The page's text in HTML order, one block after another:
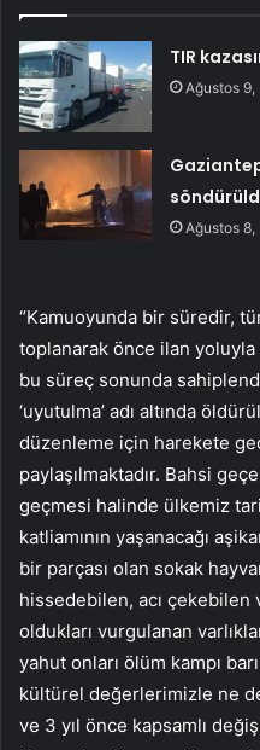
TIR
Ağustos 9,
Ağustos 8,
“Kamuoyunda bir süredir,
toplanarak önce ilan yoluyla
bu süreç sonunda
‘uyutulma’ adı altında
düzenleme için harekete
paylaşılmaktadır. Bahsi
geçmesi halinde ülkemiz
katliamının yaşanacağı
bir parçası olan sokak
hissedebilen, acı çekebilen
oldukları vurgulanan
yahut onları ölüm kampı
kültürel değerlerimizle ne
ve 3 yıl önce kapsamlı